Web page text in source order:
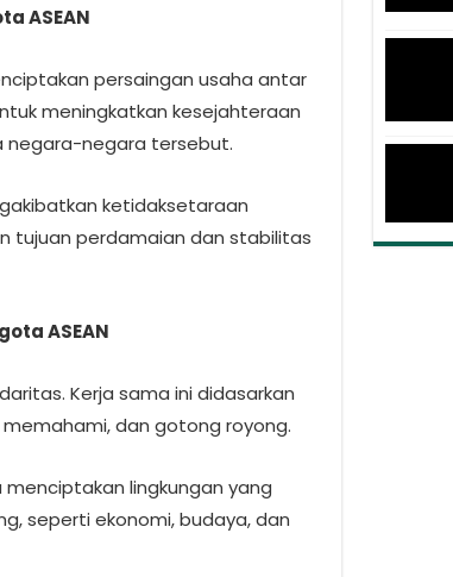
ASEAN
persaingan usaha antar
meningkatkan kesejahteraan
negara-negara tersebut.
ketidaksetaraan
tujuan perdamaian dan stabilitas
ASEAN
Kerja sama ini didasarkan
dan gotong royong.
lingkungan yang
seperti ekonomi, budaya, dan